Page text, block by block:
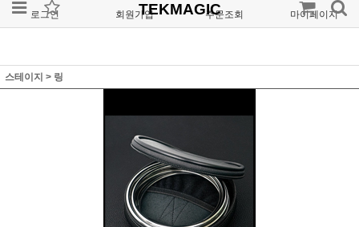
로그인 회원가입 주문조회 마이페이지
TEKMAGIC
스테이지 > 링